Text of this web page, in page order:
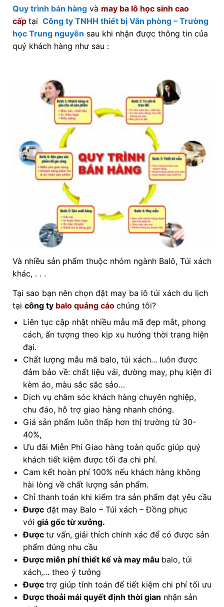
Quy trình bán hàngvà may ba lô học sinh cao
cấp tại Công ty TNHH thiết bị Văn phòng – Trường
học Trung nguyên sau khi nhận được thông tin của
quý khách hàng như sau :
Và nhiều sản phẩm thuộc nhóm ngành Balô, Túi xách
khác, . . .
Tại sao bạn nên chọn đặt may ba lô túi xách du lịch
tại công ty balo quảng cáo chúng tôi?
Liên tục cập nhật nhiều mẫu mã đẹp mắt, phong
cách, ấn tượng theo kịp xu hướng thời trang hiện
đại.
Chất lượng mẫu mã balo, túi xách… luôn được
đảm bảo về: chất liệu vải, đường may, phụ kiện đi
kèm áo, màu sắc sắc sảo…
Dịch vụ chăm sóc khách hàng chuyên nghiệp,
chu đáo, hỗ trợ giao hàng nhanh chóng.
Giá sản phẩm luôn thấp hơn thị trường từ 30-
40%,
Ưu đãi Miễn Phí Giao hàng toàn quốc giúp quý
khách tiết kiệm được tối đa chi phí.
Cam kết hoàn phí 100% nếu khách hàng không
hài lòng về chất lượng sản phẩm.
Chỉ thanh toán khi kiểm tra sản phẩm đạt yêu cầu
Đượcđặt may Balo – Túi xách – Đồng phục
với giá gốc từ xưởng.
Được tư vấn, giải thích chính xác để có được sản
phẩm đúng nhu cầu
Được miễn phí thiết kế và may mẫu balo, túi
xách,… theo ý tưởng
Được trợ giúp tính toán để tiết kiệm chi phí tối ưu
Được thoải mái quyết định thời gian nhận sản